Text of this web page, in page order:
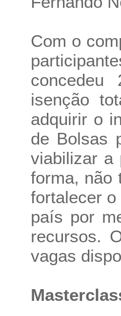
Com o
isenção
adquirir o
de Bolsas
viabilizar a
forma, não
fortalecer
país por
recursos.
vagas